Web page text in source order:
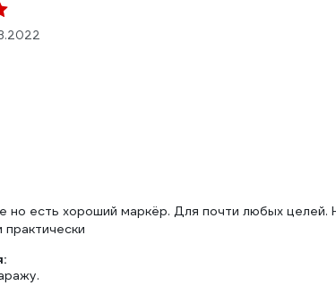
но есть хороший маркёр. Для почти любых целей.